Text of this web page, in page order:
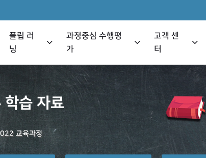
플립 러
닝
과정중심 수행평
가
고객 센
터
학습 자료
교육과정